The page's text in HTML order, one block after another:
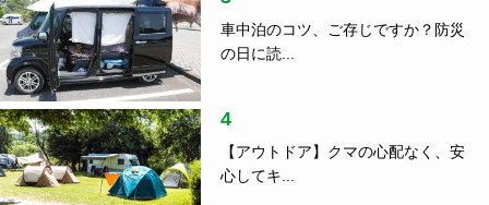
車中泊のコツ、ご存じですか？防災
の日に読...
4
【アウトドア】クマの心配なく、安
心してキ...